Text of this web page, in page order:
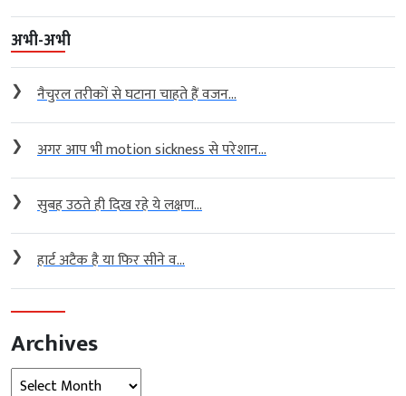
अभी-अभी
❯ नैचुरल तरीकों से घटाना चाहते हैं वजन...
❯ अगर आप भी motion sickness से परेशान...
❯ सुबह उठते ही दिख रहे ये लक्षण...
❯ हार्ट अटैक है या फिर सीने व...
Archives
Archives